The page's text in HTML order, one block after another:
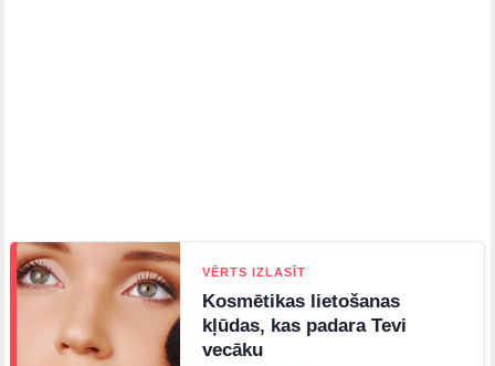
VĒRTS IZLASĪT
Kosmētikas lietošanas
kļūdas, kas padara Tevi
vecāku